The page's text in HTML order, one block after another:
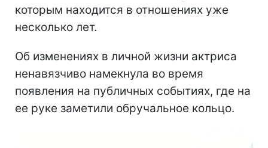
которым находится в отношениях уже
несколько лет.
Об изменениях в личной жизни актриса
ненавязчиво намекнула во время
появления на публичных событиях, где на
ее руке заметили обручальное кольцо.